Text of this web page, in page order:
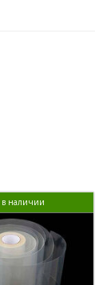
в наличии